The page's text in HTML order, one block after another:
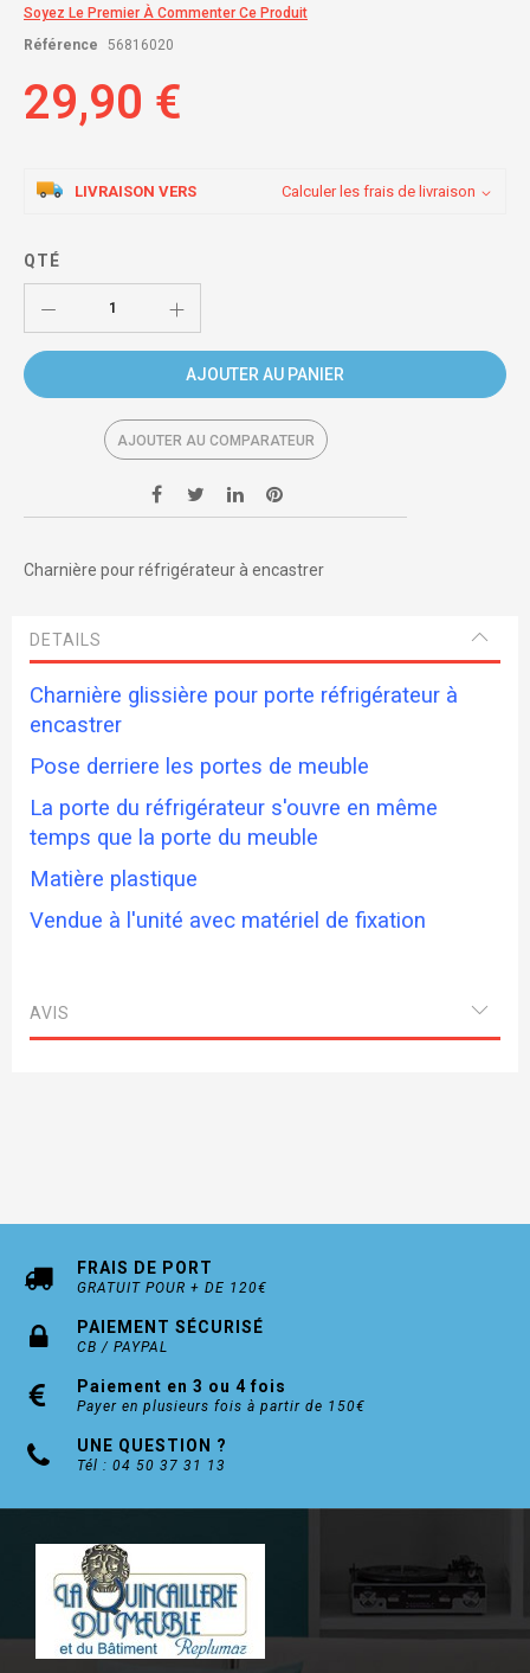
of
images
Soyez Le Premier À Commenter Ce Produit
Référence
56816020
29,90 €
LIVRAISON VERS Calculer les frais de livraison
QTÉ
AJOUTER AU PANIER
AJOUTER AU COMPARATEUR
Charnière pour réfrigérateur à encastrer
DETAILS
Charnière glissière pour porte réfrigérateur à
encastrer
Pose derriere les portes de meuble
La porte du réfrigérateur s'ouvre en même
temps que la porte du meuble
Matière plastique
Vendue à l'unité avec matériel de fixation
AVIS
FRAIS DE PORT
GRATUIT POUR + DE 120€
PAIEMENT SÉCURISÉ
CB / PAYPAL
Paiement en 3 ou 4 fois
Payer en plusieurs fois à partir de 150€
UNE QUESTION ?
Tél : 04 50 37 31 13